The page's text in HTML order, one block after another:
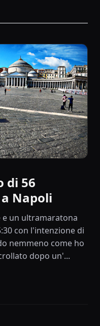
di 56
Napoli
e un ultramaratona
con l'intenzione di
nemmeno come ho
dopo un'...